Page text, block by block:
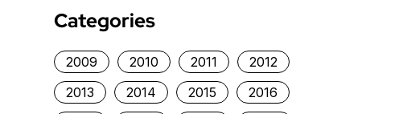
Categories
2009 2010 2011
2012
2013
2014 2015
2016